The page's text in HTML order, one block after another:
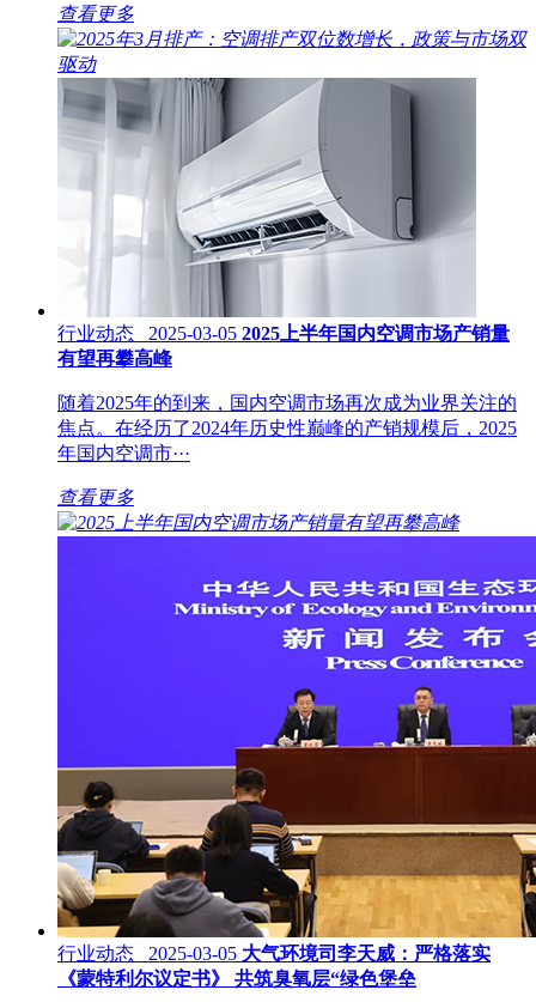
查看更多
行业动态 2025-03-05 2025上半年国内空调市场产销量
有望再攀高峰
随着2025年的到来，国内空调市场再次成为业界关注的
焦点。在经历了2024年历史性巅峰的产销规模后，2025
年国内空调市···
查看更多
行业动态 2025-03-05 大气环境司李天威：严格落实
《蒙特利尔议定书》 共筑臭氧层“绿色堡垒